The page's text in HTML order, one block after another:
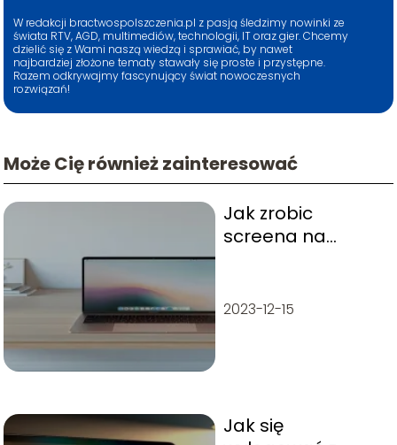
W redakcji bractwospolszczenia.pl z pasją śledzimy nowinki ze
świata RTV, AGD, multimediów, technologii, IT oraz gier. Chcemy
dzielić się z Wami naszą wiedzą i sprawiać, by nawet
najbardziej złożone tematy stawały się proste i przystępne.
Razem odkrywajmy fascynujący świat nowoczesnych
rozwiązań!
Może Cię również zainteresować
Jak zrobic
screena na
2023-12-15
Jak się